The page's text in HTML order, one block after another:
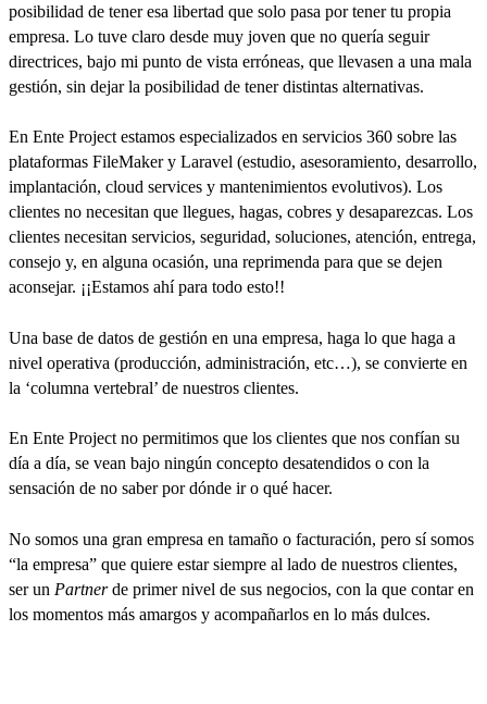
posibilidad de tener esa libertad que solo pasa por tener tu propia
empresa. Lo tuve claro desde muy joven que no quería seguir
directrices, bajo mi punto de vista erróneas, que llevasen a una mala
gestión, sin dejar la posibilidad de tener distintas alternativas.
En Ente Project estamos especializados en servicios 360 sobre las
plataformas FileMaker y Laravel (estudio, asesoramiento, desarrollo,
implantación, cloud services y mantenimientos evolutivos). Los
clientes no necesitan que llegues, hagas, cobres y desaparezcas. Los
clientes necesitan servicios, seguridad, soluciones, atención, entrega,
consejo y, en alguna ocasión, una reprimenda para que se dejen
aconsejar. ¡¡Estamos ahí para todo esto!!
Una base de datos de gestión en una empresa, haga lo que haga a
nivel operativa (producción, administración, etc…), se convierte en
la ‘columna vertebral’ de nuestros clientes.
En Ente Project no permitimos que los clientes que nos confían su
día a día, se vean bajo ningún concepto desatendidos o con la
sensación de no saber por dónde ir o qué hacer.
No somos una gran empresa en tamaño o facturación, pero sí somos
“la empresa” que quiere estar siempre al lado de nuestros clientes,
ser un Partnerde primer nivel de sus negocios, con la que contar en
los momentos más amargos y acompañarlos en lo más dulces.